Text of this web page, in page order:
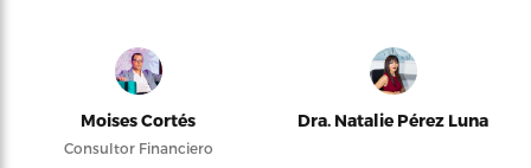
Moises Cortés
Consultor Financiero
Dra. Natalie Pérez Luna